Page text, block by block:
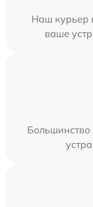
Наш курьер
ваше
Большинство